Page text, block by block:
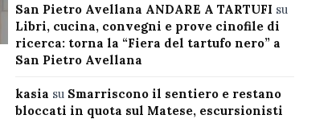
San Pietro Avellana ANDARE A TARTUFI su
Libri, cucina, convegni e prove cinofile di
ricerca: torna la “Fiera del tartufo nero” a
San Pietro Avellana
kasia su Smarriscono il sentiero e restano
bloccati in quota sul Matese, escursionisti